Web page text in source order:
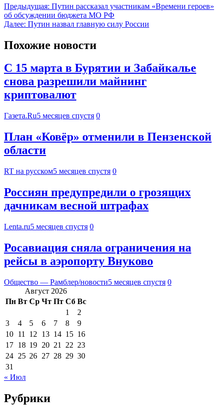
Предыдущая: Путин рассказал участникам «Времени героев»
об обсуждении бюджета МО РФ
Далее: Путин назвал главную силу России
Похожие новости
С 15 марта в Бурятии и Забайкалье
снова разрешили майнинг
криптовалют
Газета.Ru5 месяцев спустя 0
План «Ковёр» отменили в Пензенской
области
RT на русском5 месяцев спустя 0
Россиян предупредили о грозящих
дачникам весной штрафах
Lenta.ru5 месяцев спустя 0
Росавиация сняла ограничения на
рейсы в аэропорту Внуково
Общество — Рамблер/новости5 месяцев спустя 0
Август 2026
Пн Вт Ср Чт Пт Сб Вс
1
2
3
4 5 6 7 8
9
10 11 12 13 14 15 16
17 18 19 20 21 22 23
24 25 26 27 28 29 30
31
« Июл
Рубрики